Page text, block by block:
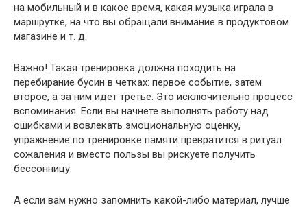
на мобильный и в какое время, какая музыка играла в
маршрутке, на что вы обращали внимание в продуктовом
магазине и т. д.
Важно! Такая тренировка должна походить на
перебирание бусин в четках: первое событие, затем
второе, а за ним идет третье. Это исключительно процесс
вспоминания. Если вы начнете выполнять работу над
ошибками и вовлекать эмоциональную оценку,
упражнение по тренировке памяти превратится в ритуал
сожаления и вместо пользы вы рискуете получить
бессонницу.
А если вам нужно запомнить какой-либо материал, лучше